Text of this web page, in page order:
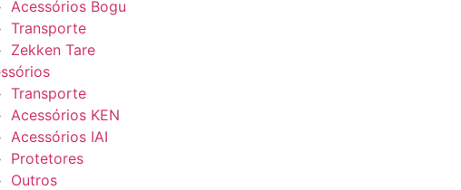
Acessórios Bogu
Transporte
Zekken Tare
Transporte
Acessórios KEN
Acessórios IAI
Protetores
Outros